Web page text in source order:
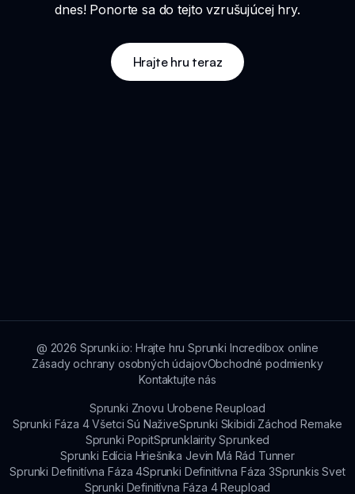
dnes! Ponorte sa do tejto vzrušujúcej hry.
Hrajte hru teraz
@ 2026 Sprunki.io: Hrajte hru Sprunki Incredibox online
Zásady ochrany osobných údajovObchodné podmienky
Kontaktujte nás
Sprunki Znovu Urobene Reupload
Sprunki Fáza 4 Všetci Sú NaživeSprunki Skibidi Záchod Remake
Sprunki PopitSprunklairity Sprunked
Sprunki Edícia Hriešnika Jevin Má Rád Tunner
Sprunki Definitívna Fáza 4Sprunki Definitívna Fáza 3Sprunkis Svet
Sprunki Definitívna Fáza 4 Reupload